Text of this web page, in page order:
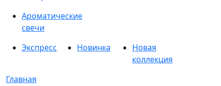
Ароматические
свечи
Экспресс
Новинка
Новая
коллекция
Главная